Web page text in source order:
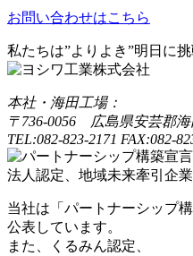
お問い合わせはこちら
私たちは”よりよき”明日に
本社・海田工場：
〒736-0056 広島県安芸郡海
TEL:082-823-2171 FAX:082-
当社は「パートナーシップ
公表しています。
また、くるみん認定、